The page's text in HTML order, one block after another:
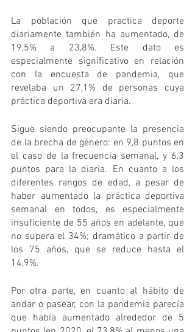
La población que practica deporte
diariamente también ha aumentado, de
19,5% a 23,8%. Este dato es
especialmente significativo en relación
con la encuesta de pandemia, que
revelaba un 27,1% de personas cuya
práctica deportiva era diaria.
Sigue siendo preocupante la presencia
de la brecha de género: en 9,8 puntos en
el caso de la frecuencia semanal, y 6,3
puntos para la diaria. En cuanto a los
diferentes rangos de edad, a pesar de
haber aumentado la práctica deportiva
semanal en todos, es especialmente
insuficiente de 55 años en adelante, que
no supera el 34%; dramático a partir de
los 75 años, que se reduce hasta el
14,9%.
Por otra parte, en cuanto al hábito de
andar o pasear, con la pandemia parecía
que había aumentado alrededor de 5